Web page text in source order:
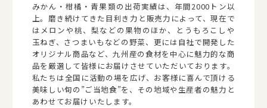
みかん・柑橘・青果類の出荷実績は、年間2000トン以
上。磨き続けてきた目利き力と販売力によって、現在で
はメロンや桃、梨などの果物のほか、とうもろこしや
玉ねぎ、さつまいもなどの野菜、更には自社で開発した
オリジナル商品など、九州産の食材を中心に魅力的な商
品を厳選して皆様にお届けさせていただいております。
私たちは全国に活動の場を広げ、お客様に喜んで頂ける
美味しい旬の”ご当地食”を、その地域や生産者の魅力と
あわせてお届けいたします。